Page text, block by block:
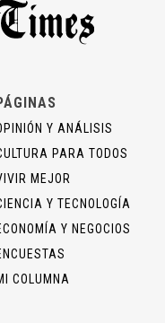
Y ANÁLISIS
PARA TODOS
MEJOR
Y TECNOLOGÍA
Y NEGOCIOS
COLUMNA